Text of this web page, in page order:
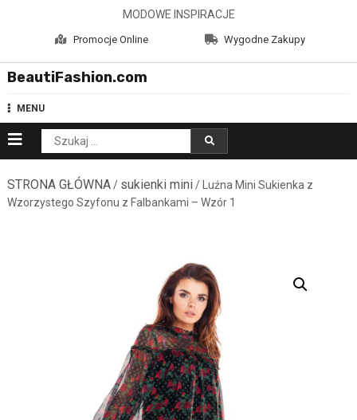
MODOWE INSPIRACJE
Promocje Online Wygodne Zakupy
BeautiFashion.com
MENU
Szukaj:
STRONA GŁÓWNA/ sukienki mini/ Luźna Mini Sukienka z
Wzorzystego Szyfonu z Falbankami – Wzór 1